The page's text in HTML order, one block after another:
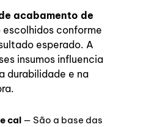
acabamento de
escolhidos conforme
esperado. A
insumos influencia
durabilidade e na
cal — São a base das